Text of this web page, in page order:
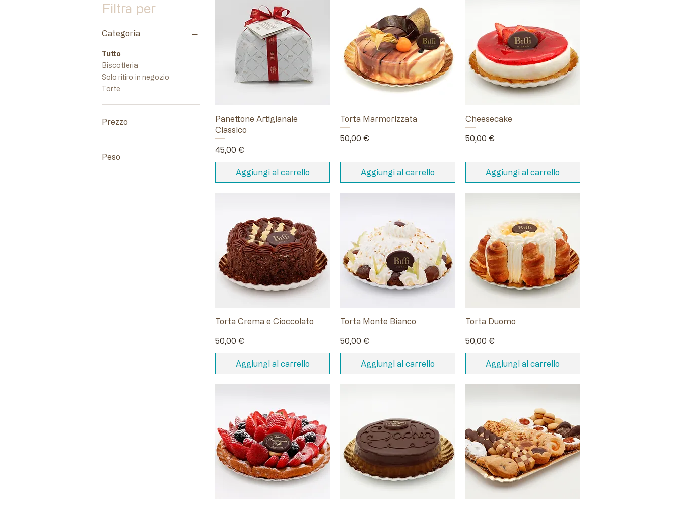
Filtra per
Categoria
Tutto
Biscotteria
Solo ritiro in negozio
Torte
Prezzo
30 €
Peso
Panettone Artigianale
Classico
Prezzo
45,00 €
Aggiungi al carrello
Torta Marmorizzata
Prezzo
50,00 €
Aggiungi al carrello
Cheesecake
Prezzo
50,00 €
Aggiungi al carrello
Torta Crema e Cioccolato
Prezzo
50,00 €
Aggiungi al carrello
Torta Monte Bianco
Prezzo
50,00 €
Aggiungi al carrello
Torta Duomo
Prezzo
50,00 €
Aggiungi al carrello